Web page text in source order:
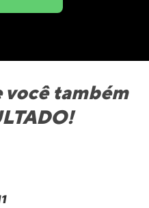
você também